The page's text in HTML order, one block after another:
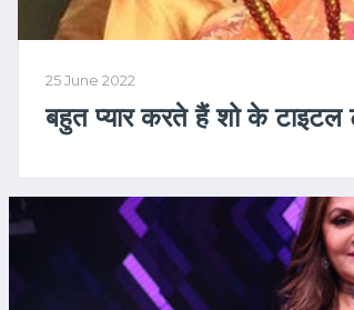
25 June 2022
बहुत प्यार करते हैं शो के टाइटल